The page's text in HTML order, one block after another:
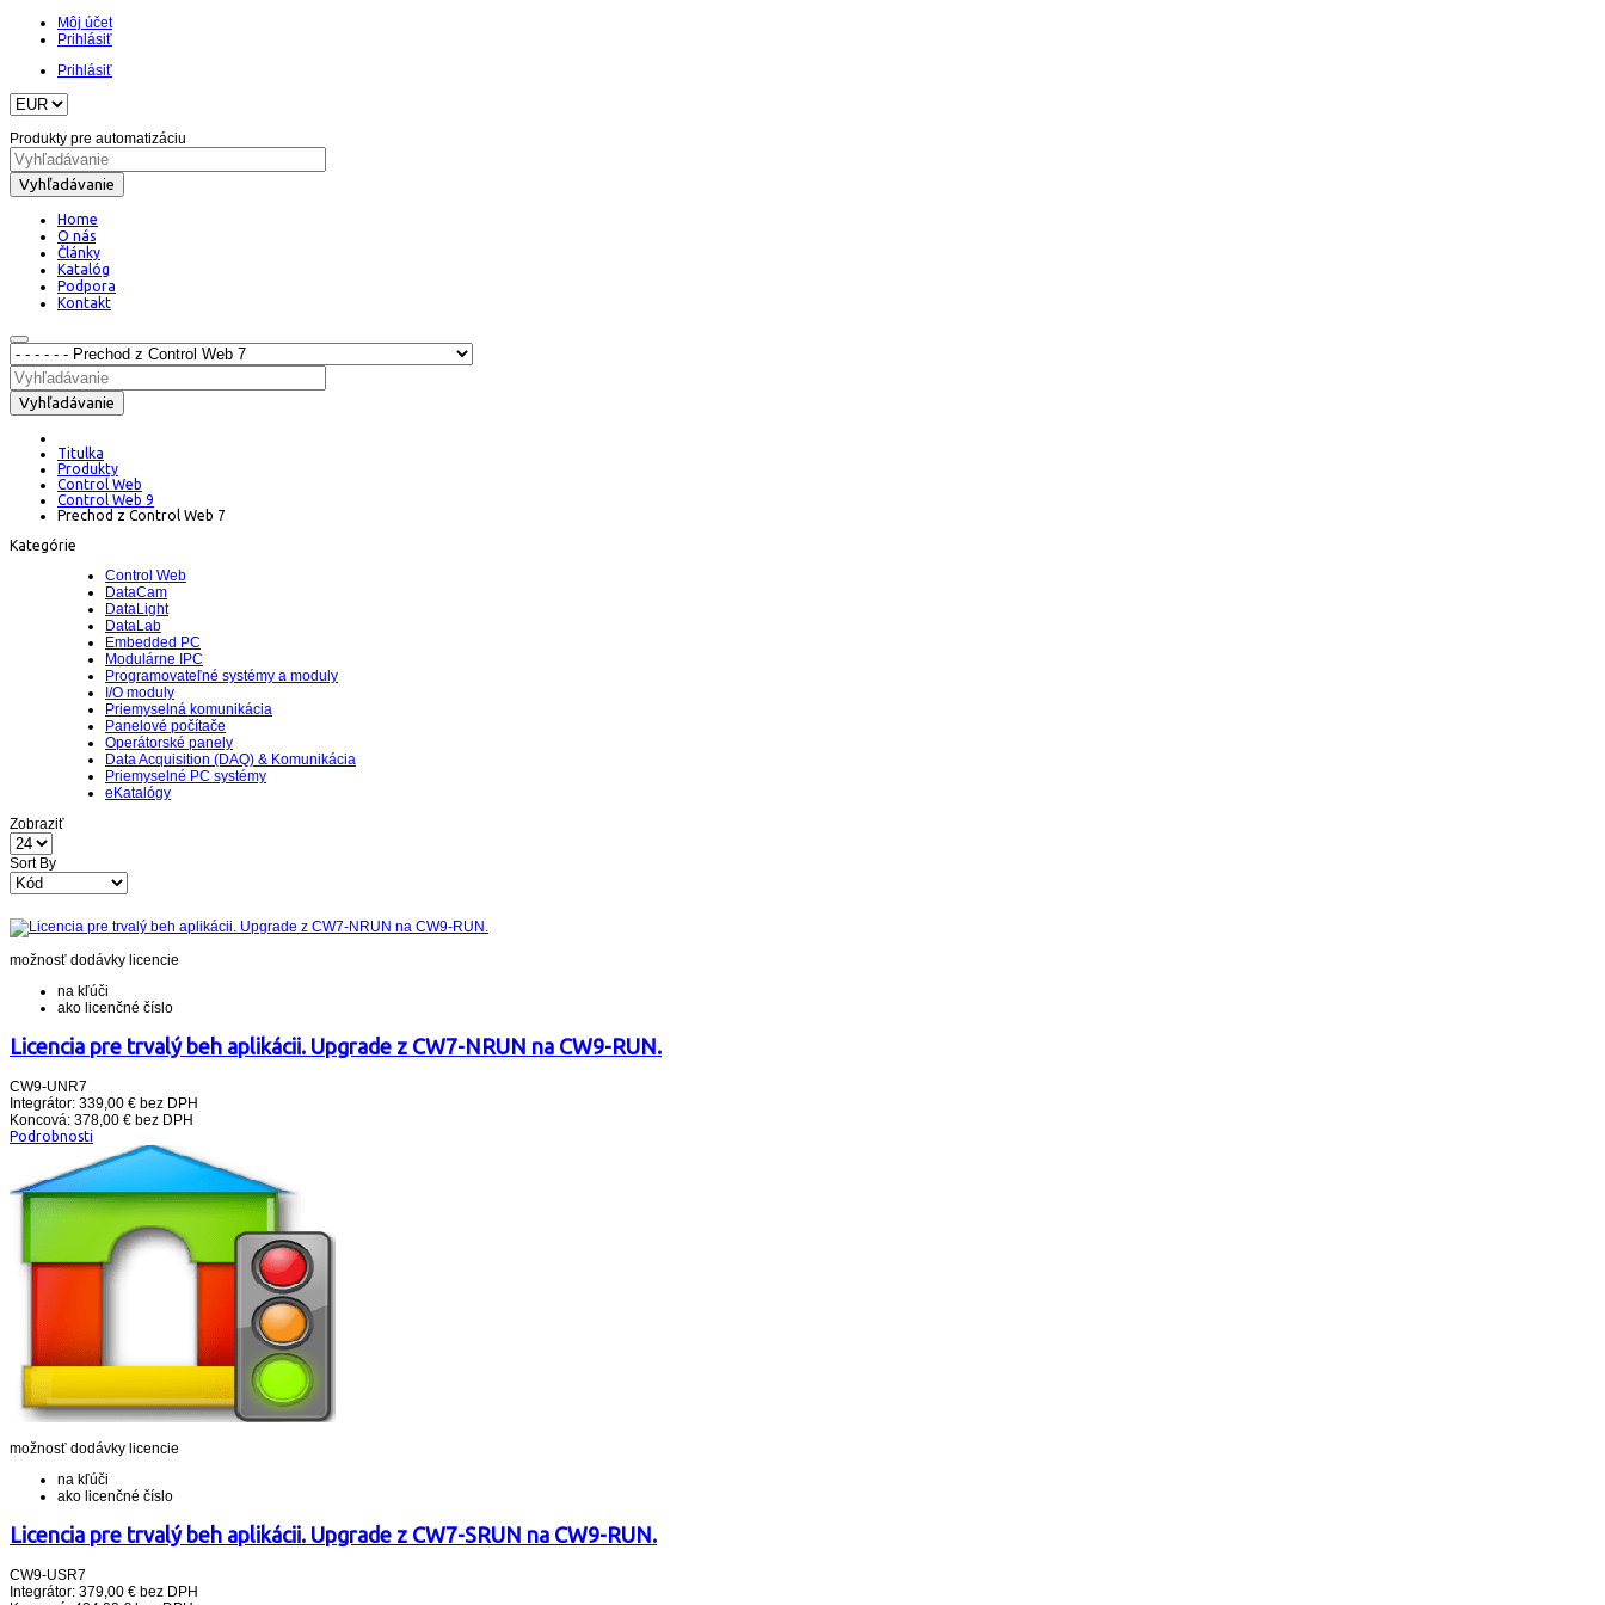
Môj účet
Prihlásiť
Prihlásiť
Produkty pre automatizáciu
Vyhľadávanie
Home
O nás
Články
Katalóg
Podpora
Kontakt
Vyhľadávanie
Titulka
Produkty
Control Web
Control Web 9
Prechod z Control Web 7
Kategórie
Control Web
DataCam
DataLight
DataLab
Embedded PC
Modulárne IPC
Programovateľné systémy a moduly
I/O moduly
Priemyselná komunikácia
Panelové počítače
Operátorské panely
Data Acquisition (DAQ) & Komunikácia
Priemyselné PC systémy
eKatalógy
Zobraziť
Sort By
možnosť dodávky licencie
na kľúči
ako licenčné číslo
Licencia pre trvalý beh aplikácii. Upgrade z CW7-NRUN na CW9-RUN.
CW9-UNR7
Integrátor: 339,00 € bez DPH
Koncová: 378,00 € bez DPH
Podrobnosti
možnosť dodávky licencie
na kľúči
ako licenčné číslo
Licencia pre trvalý beh aplikácii. Upgrade z CW7-SRUN na CW9-RUN.
CW9-USR7
Integrátor: 379,00 € bez DPH